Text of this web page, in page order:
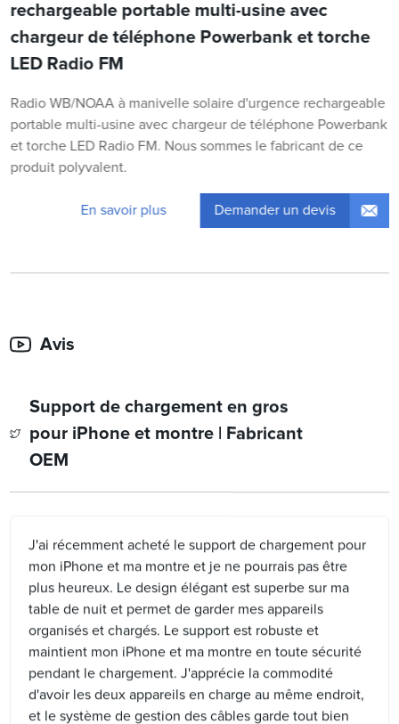
rechargeable portable multi-usine avec
chargeur de téléphone Powerbank et torche
LED Radio FM
Radio WB/NOAA à manivelle solaire d'urgence rechargeable
portable multi-usine avec chargeur de téléphone Powerbank
et torche LED Radio FM. Nous sommes le fabricant de ce
produit polyvalent.
En savoir plus Demander un devis
Avis
Support de chargement en gros
pour iPhone et montre | Fabricant
OEM
J'ai récemment acheté le support de chargement pour
mon iPhone et ma montre et je ne pourrais pas être
plus heureux. Le design élégant est superbe sur ma
table de nuit et permet de garder mes appareils
organisés et chargés. Le support est robuste et
maintient mon iPhone et ma montre en toute sécurité
pendant le chargement. J'apprécie la commodité
d'avoir les deux appareils en charge au même endroit,
et le système de gestion des câbles garde tout bien